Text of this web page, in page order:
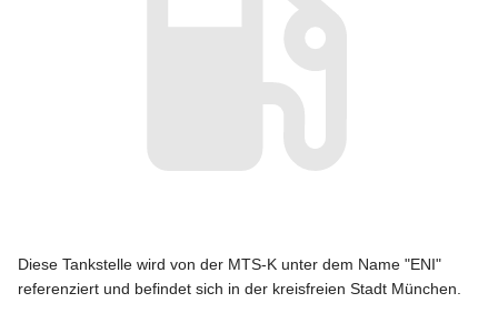
Diese Tankstelle wird von der MTS-K unter dem Name "ENI"
referenziert und befindet sich in der kreisfreien Stadt München.